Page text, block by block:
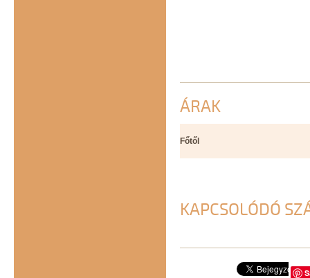
ÁRAK
Főtől
KAPCSOLÓDÓ